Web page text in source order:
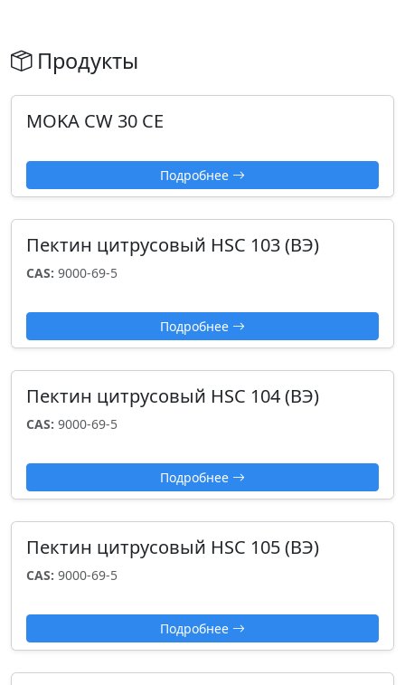
Продукты
MOKA CW 30 CE
Подробнее
Пектин цитрусовый HSC 103 (ВЭ)
CAS: 9000-69-5
Подробнее
Пектин цитрусовый HSC 104 (ВЭ)
CAS: 9000-69-5
Подробнее
Пектин цитрусовый HSC 105 (ВЭ)
CAS: 9000-69-5
Подробнее